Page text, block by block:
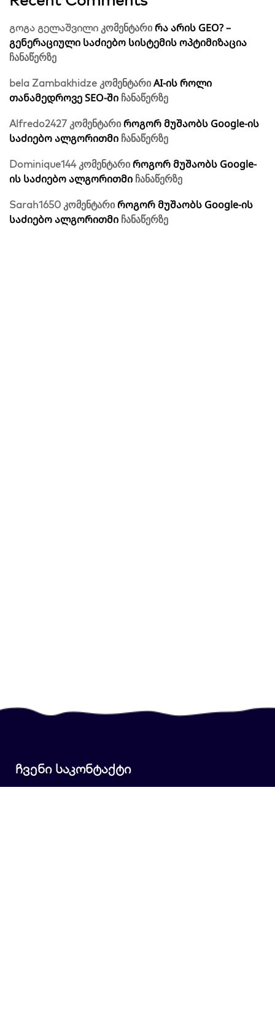
გოგა გელაშვილი კომენტარი რა არის GEO? –
გენერაციული საძიებო სისტემის ოპტიმიზაცია
ჩანაწერზე
bela Zambakhidze კომენტარი AI-ის როლი
თანამედროვე SEO-ში ჩანაწერზე
Alfredo2427 კომენტარი როგორ მუშაობს Google-ის
საძიებო ალგორითმი ჩანაწერზე
Dominique144კომენტარი როგორ მუშაობს Google-
ის საძიებო ალგორითმი ჩანაწერზე
Sarah1650 კომენტარი როგორ მუშაობს Google-ის
საძიებო ალგორითმი ჩანაწერზე
ჩვენი საკონტაქტი